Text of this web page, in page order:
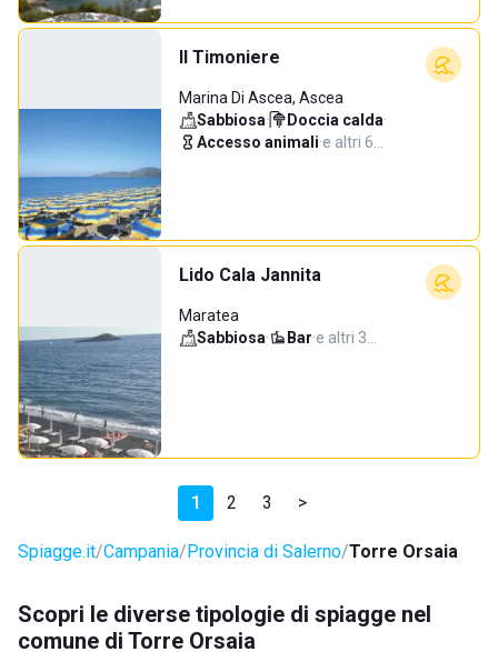
Il Timoniere
Marina Di Ascea, Ascea
Sabbiosa· Doccia calda·
Accesso animali·e altri 6…
Lido Cala Jannita
Maratea
Sabbiosa· Bar·e altri 3…
1 2 3 >
Spiagge.it Campania Provincia di Salerno Torre Orsaia
Scopri le diverse tipologie di spiagge nel
comune di Torre Orsaia